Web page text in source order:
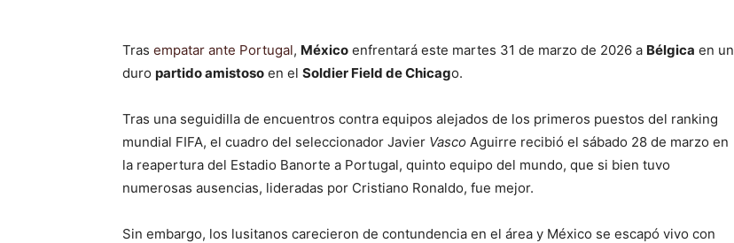
Tras empatar ante Portugal, México enfrentará este martes 31 de marzo de 2026 a Bélgica en un
duro partido amistoso en el Soldier Field de Chicago.
Tras una seguidilla de encuentros contra equipos alejados de los primeros puestos del ranking
mundial FIFA, el cuadro del seleccionador Javier Vasco Aguirre recibió el sábado 28 de marzo en
la reapertura del Estadio Banorte a Portugal, quinto equipo del mundo, que si bien tuvo
numerosas ausencias, lideradas por Cristiano Ronaldo, fue mejor.
Sin embargo, los lusitanos carecieron de contundencia en el área y México se escapó vivo con